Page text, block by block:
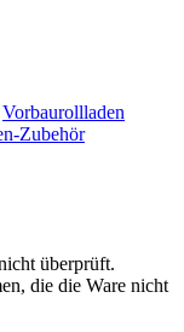
Vorbaurollladen
Zubehör
überprüft.
die die Ware nicht